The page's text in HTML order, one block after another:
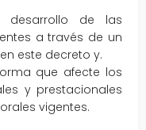
desarrollo de las
a través de un
este decreto y.
que afecte los
y prestacionales
vigentes.